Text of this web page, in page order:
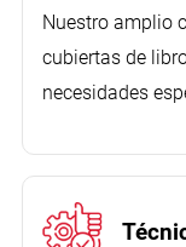
Nuestro amplio
cubiertas de
necesidades